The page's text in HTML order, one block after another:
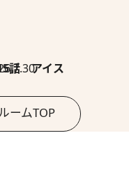
話 アイス
ームTOP